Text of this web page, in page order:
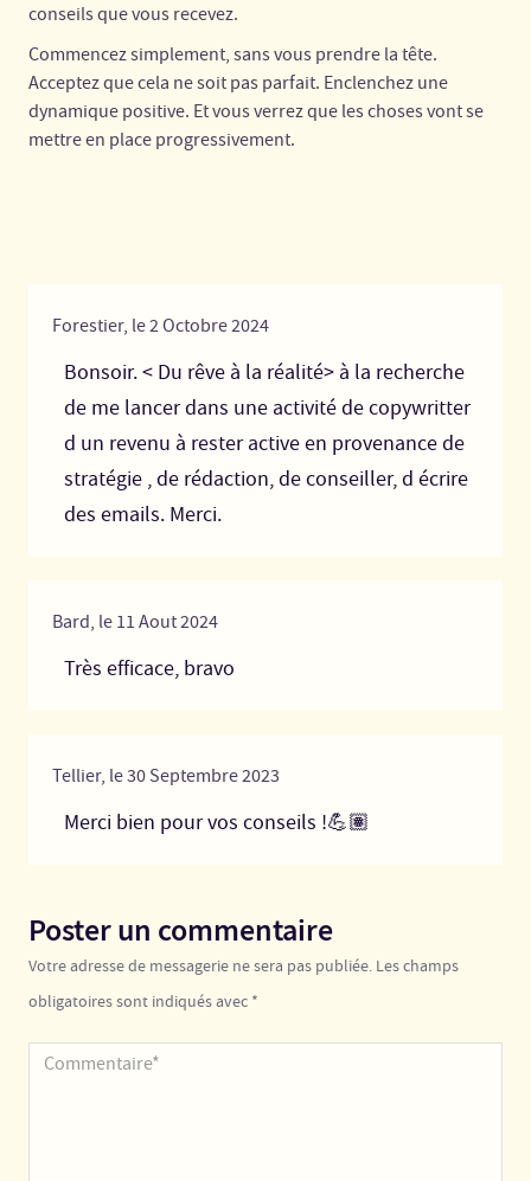
conseils que vous recevez.
Commencez simplement, sans vous prendre la tête.
Acceptez que cela ne soit pas parfait. Enclenchez une
dynamique positive. Et vous verrez que les choses vont se
mettre en place progressivement.
Forestier, le2Octobre2024
Bonsoir. < Du rêve à la réalité> à la recherche
de me lancer dans une activité de copywritter
d un revenu à rester active en provenance de
stratégie , de rédaction, de conseiller, d écrire
des emails. Merci.
Bard, le 11 Aout2024
Très efficace, bravo
Tellier, le30 Septembre2023
Merci bien pour vos conseils !💪🏽
Poster un commentaire
Votre adresse de messagerie ne sera pas publiée. Les champs
obligatoires sont indiqués avec *